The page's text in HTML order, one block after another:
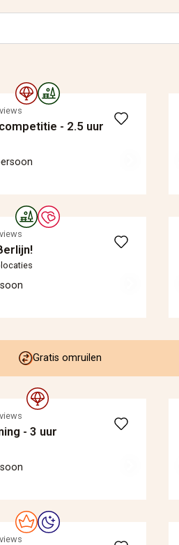
- 2.5 uur
Gratis omruilen
- 3 uur